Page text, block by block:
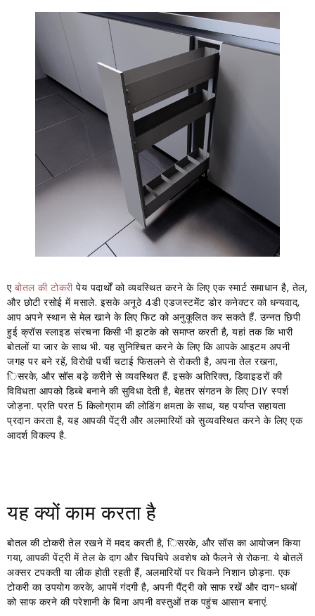
ए बोतल की टोकरीपेय पदार्थों को व्यवस्थित करने के लिए एक स्मार्ट समाधान है, तेल,
और छोटी रसोई में मसाले. इसके अनूठे 4डी एडजस्टमेंट डोर कनेक्टर को धन्यवाद,
आप अपने स्थान से मेल खाने के लिए फिट को अनुकूलित कर सकते हैं. उन्नत छिपी
हुई क्रॉस स्लाइड संरचना किसी भी झटके को समाप्त करती है, यहां तक ​​कि भारी
बोतलों या जार के साथ भी. यह सुनिश्चित करने के लिए कि आपके आइटम अपनी
जगह पर बने रहें, विरोधी पर्ची चटाई फिसलने से रोकती है, अपना तेल रखना,
िसरके, और सॉस बड़े करीने से व्यवस्थित हैं. इसके अतिरिक्त, डिवाइडरों की
विविधता आपको डिब्बे बनाने की सुविधा देती है, बेहतर संगठन के लिए DIY स्पर्श
जोड़ना. प्रति परत 5 किलोग्राम की लोडिंग क्षमता के साथ, यह पर्याप्त सहायता
प्रदान करता है, यह आपकी पेंट्री और अलमारियों को सुव्यवस्थित करने के लिए एक
आदर्श विकल्प है.
यह क्यों काम करता है
बोतल की टोकरी तेल रखने में मदद करती है, िसरके, और सॉस का आयोजन किया
गया, आपकी पेंट्री में तेल के दाग और चिपचिपे अवशेष को फैलने से रोकना. ये बोतलें
अक्सर टपकती या लीक होती रहती हैं, अलमारियों पर चिकने निशान छोड़ना. एक
टोकरी का उपयोग करके, आपमें गंदगी है, अपनी पैंट्री को साफ रखें और दाग-धब्बों
को साफ करने की परेशानी के बिना अपनी वस्तुओं तक पहुंच आसान बनाएं.